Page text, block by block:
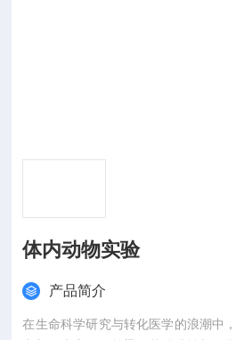
体内动物实验
产品简介
在生命科学研究与转化医学的浪潮中